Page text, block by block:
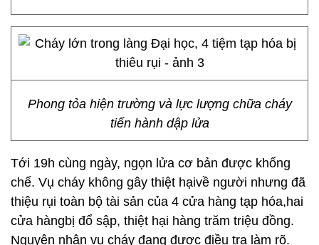
Phong tỏa hiện trường và lực lượng chữa cháy
tiến hành dập lửa
Tới 19h cùng ngày, ngọn lửa cơ bản được khống
chế. Vụ cháy không gây thiệt hạivề người nhưng đã
thiệu rụi toàn bộ tài sản của 4 cửa hàng tạp hóa,hai
cửa hàngbị đổ sập, thiệt hại hàng trăm triệu đồng.
Nguyên nhân vụ cháy đang được điều tra làm rõ.